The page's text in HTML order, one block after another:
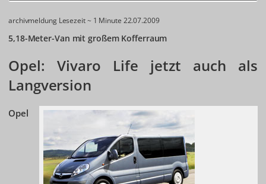
archivmeldung Lesezeit ~ 1 Minute 22.07.2009
5,18-Meter-Van mit großem Kofferraum
Opel: Vivaro Life jetzt auch als
Langversion
Opel